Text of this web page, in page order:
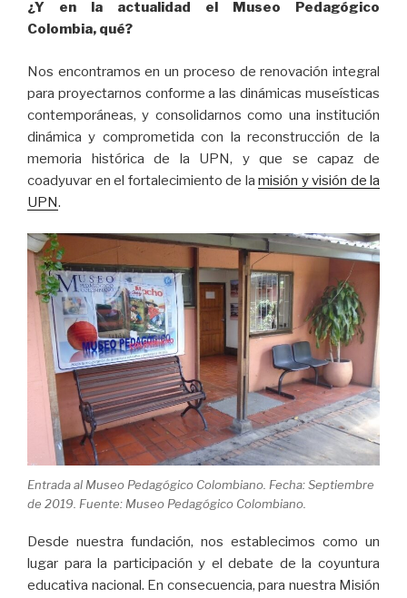
¿Y en la actualidad el Museo Pedagógico
Colombia, qué?
Nos encontramos en un proceso de renovación integral
para proyectarnos conforme a las dinámicas museísticas
contemporáneas, y consolidarnos como una institución
dinámica y comprometida con la reconstrucción de la
memoria histórica de la UPN, y que se capaz de
coadyuvar en el fortalecimiento de la misión y visión de la
UPN.
Entrada al Museo Pedagógico Colombiano. Fecha: Septiembre
de 2019. Fuente: Museo Pedagógico Colombiano.
Desde nuestra fundación, nos establecimos como un
lugar para la participación y el debate de la coyuntura
educativa nacional. En consecuencia, para nuestra Misión